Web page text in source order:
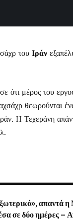
του Ιράν
ότι μέρος του
θεωρούνται
Η Τεχεράνη
απαντά
σε δύο ημέρες –